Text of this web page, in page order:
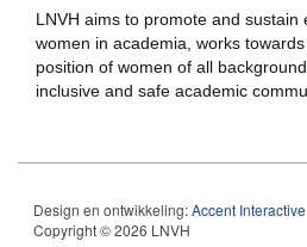
LNVH aims to promote and
women in academia, works
position of women of all
inclusive and safe academic
Design en ontwikkeling:Accent Interactive
Copyright © 2026 LNVH